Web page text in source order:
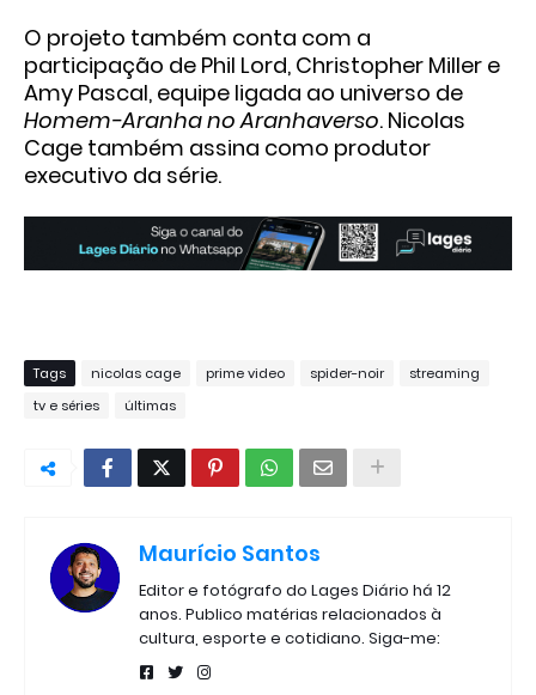
O projeto também conta com a
participação de Phil Lord, Christopher Miller e
Amy Pascal, equipe ligada ao universo de
Homem-Aranha no Aranhaverso. Nicolas
Cage também assina como produtor
executivo da série.
Tags nicolas cage prime video spider-noir
streaming
tv e séries
últimas
Maurício Santos
Editor e fotógrafo do Lages Diário há 12
anos. Publico matérias relacionados à
cultura, esporte e cotidiano. Siga-me: